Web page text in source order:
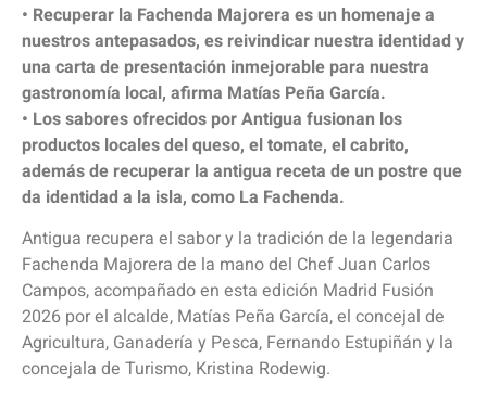
• Recuperar la Fachenda Majorera es un homenaje a
nuestros antepasados, es reivindicar nuestra identidad y
una carta de presentación inmejorable para nuestra
gastronomía local, afirma Matías Peña García.
• Los sabores ofrecidos por Antigua fusionan los
productos locales del queso, el tomate, el cabrito,
además de recuperar la antigua receta de un postre que
da identidad a la isla, como La Fachenda.
Antigua recupera el sabor y la tradición de la legendaria
Fachenda Majorera de la mano del Chef Juan Carlos
Campos, acompañado en esta edición Madrid Fusión
2026 por el alcalde, Matías Peña García, el concejal de
Agricultura, Ganadería y Pesca, Fernando Estupiñán y la
concejala de Turismo, Kristina Rodewig.